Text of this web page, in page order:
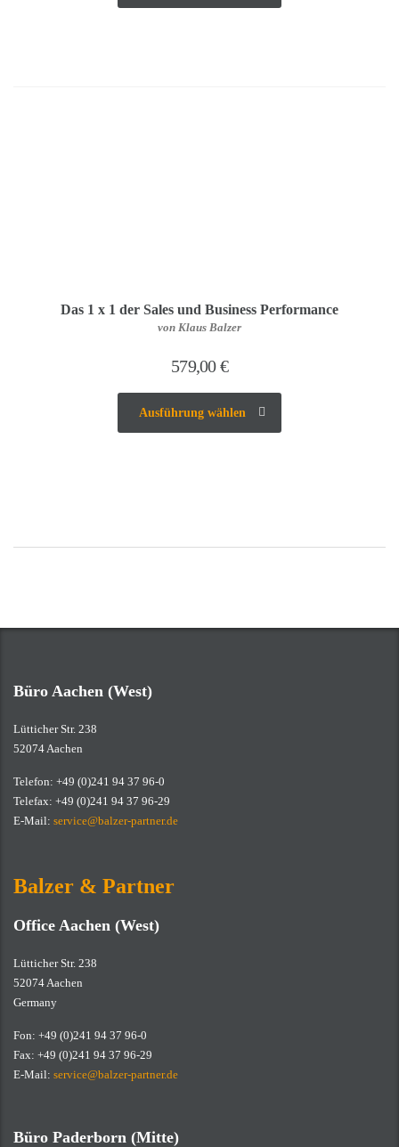
Das 1 x 1 der Sales und Business Performance
von Klaus Balzer
579,00€
Ausführung wählen
Büro Aachen (West)
Lütticher Str. 238
52074 Aachen
Telefon: +49 (0)241 94 37 96-0
Telefax: +49 (0)241 94 37 96-29
E-Mail: service@balzer-partner.de
Balzer & Partner
Office Aachen (West)
Lütticher Str. 238
52074 Aachen
Germany
Fon: +49 (0)241 94 37 96-0
Fax: +49 (0)241 94 37 96-29
E-Mail: service@balzer-partner.de
Büro Paderborn (Mitte)